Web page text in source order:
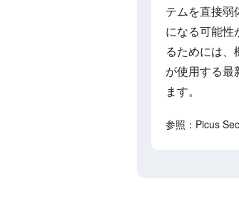
テムを直接弱
になる可能性
るためには
が使用する最
ます。
参照：Picus